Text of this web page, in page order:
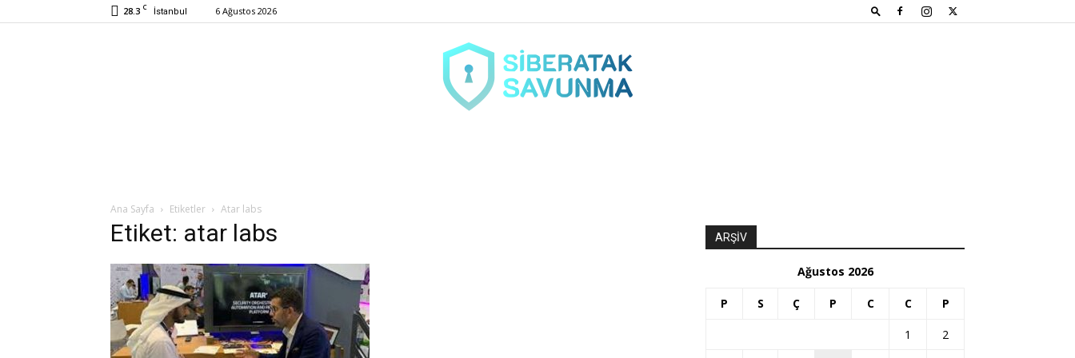
28.3 C İstanbul 6 Ağustos 2026
Ana Sayfa Etiketler Atar labs
Etiket: atar labs ARŞİV
Ağustos 2026
P S Ç P C C P
1
2